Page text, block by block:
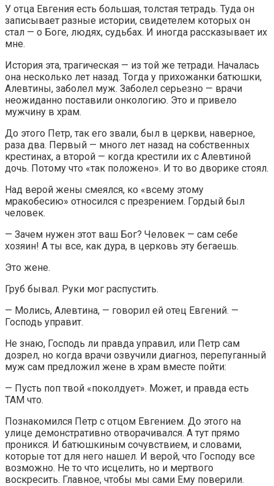
У отца Евгения есть большая, толстая тетрадь. Туда он
записывает разные истории, свидетелем которых он
стал — о Боге, людях, судьбах. И иногда рассказывает их
мне.
История эта, трагическая — из той же тетради. Началась
она несколько лет назад. Тогда у прихожанки батюшки,
Алевтины, заболел муж. Заболел серьезно — врачи
неожиданно поставили онкологию. Это и привело
мужчину в храм.
До этого Петр, так его звали, был в церкви, наверное,
раза два. Первый — много лет назад на собственных
крестинах, а второй — когда крестили их с Алевтиной
дочь. Потому что «так положено». И то во дворике стоял.
Над верой жены смеялся, ко «всему этому
мракобесию» относился с презрением. Гордый был
человек.
— Зачем нужен этот ваш Бог? Человек — сам себе
хозяин! А ты все, как дура, в церковь эту бегаешь.
Это жене.
Груб бывал. Руки мог распустить.
— Молись, Алевтина, — говорил ей отец Евгений. —
Господь управит.
Не знаю, Господь ли правда управил, или Петр сам
дозрел, но когда врачи озвучили диагноз, перепуганный
муж сам предложил жене в храм вместе пойти:
— Пусть поп твой «поколдует». Может, и правда есть
ТАМ что.
Познакомился Петр с отцом Евгением. До этого на
улице демонстративно отворачивался. А тут прямо
проникся. И батюшкиным сочувствием, и словами,
которые тот для него нашел. И верой, что Господу все
возможно. Не то что исцелить, но и мертвого
воскресить. Главное, чтобы мы сами Ему поверили.